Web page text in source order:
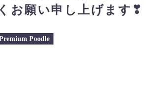
お願い申し上げます❣
Poodle